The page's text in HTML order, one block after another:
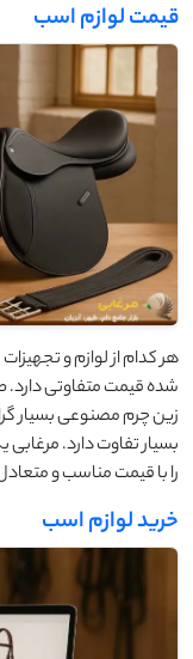
قیمت لوازم اسب
هر کدام از لوازم و
شده قیمت متفاوتی
زین چرم مصنوعی بسیار
بسیار تفاوت دارد.
را با قیمت مناسب و
خرید لوازم اسب